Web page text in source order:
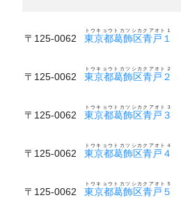
〒125-0062 東京都葛飾区青戸１
トウキョウトカツシカクアオト１
〒125-0062 東京都葛飾区青戸２
トウキョウトカツシカクアオト２
〒125-0062 東京都葛飾区青戸３
トウキョウトカツシカクアオト３
〒125-0062 東京都葛飾区青戸４
トウキョウトカツシカクアオト４
〒125-0062 東京都葛飾区青戸５
トウキョウトカツシカクアオト５